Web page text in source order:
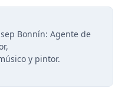
Bonnín: Agente de
y pintor.